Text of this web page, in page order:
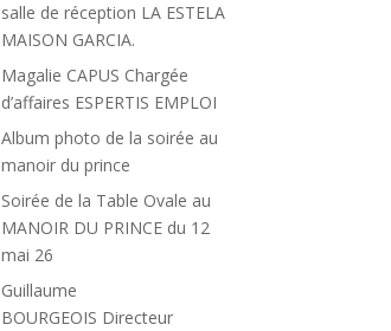
salle de réception LA ESTELA
MAISON GARCIA.
Magalie CAPUS Chargée
d’affaires ESPERTIS EMPLOI
Album photo de la soirée au
manoir du prince
Soirée de la Table Ovale au
MANOIR DU PRINCE du 12
mai 26
Guillaume
BOURGEOIS Directeur